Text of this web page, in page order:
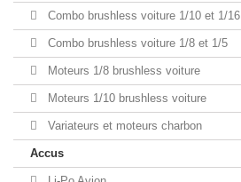
Combo brushless voiture 1/10 et 1/16
Combo brushless voiture 1/8 et 1/5
Moteurs 1/8 brushless voiture
Moteurs 1/10 brushless voiture
Variateurs et moteurs charbon
Accus